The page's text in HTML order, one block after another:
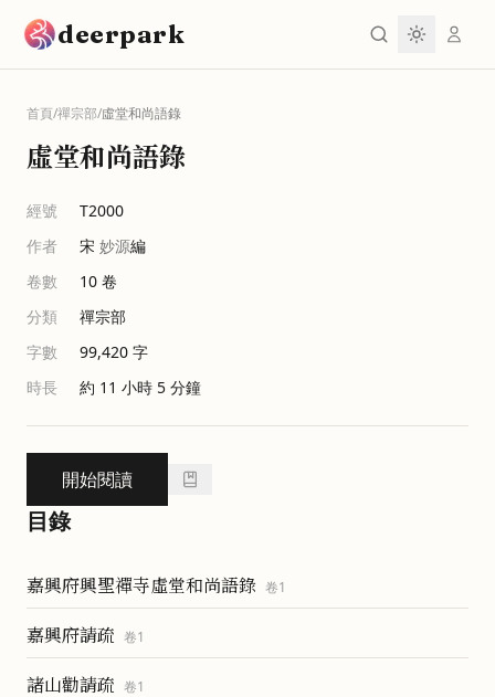
deerpark
首頁/禪宗部/虛堂和尚語錄
虛堂和尚語錄
經號
T2000
作者
宋 妙源編
卷數
10 卷
分類
禪宗部
字數
99,420 字
時長
約 11 小時 5 分鐘
開始閱讀
目錄
嘉興府興聖禪寺虛堂和尚語錄 卷1
嘉興府請疏 卷1
諸山勸請疏 卷1